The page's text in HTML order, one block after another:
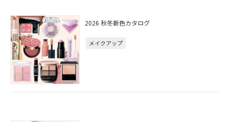
2026 秋冬新色カタログ
メイクアップ